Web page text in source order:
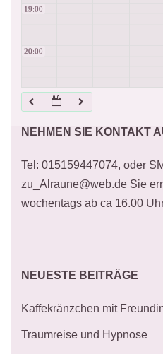
19:00
20:00
21:00
22:00
23:00
NEHMEN SIE KONTAKT
Tel: 015159447074, oder
zu_Alraune@web.de Sie
wochentags ab ca 16.00
NEUESTE BEITRÄGE
Kaffekränzchen mit
Traumreise und Hypnose